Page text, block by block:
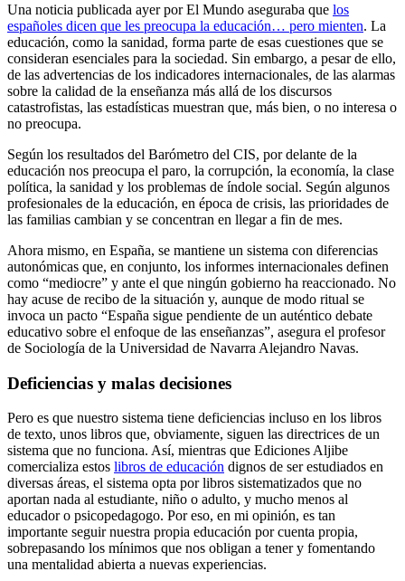
Una noticia publicada ayer por El Mundo aseguraba que los
españoles dicen que les preocupa la educación… pero mienten. La
educación, como la sanidad, forma parte de esas cuestiones que se
consideran esenciales para la sociedad. Sin embargo, a pesar de ello,
de las advertencias de los indicadores internacionales, de las alarmas
sobre la calidad de la enseñanza más allá de los discursos
catastrofistas, las estadísticas muestran que, más bien, o no interesa o
no preocupa.
Según los resultados del Barómetro del CIS, por delante de la
educación nos preocupa el paro, la corrupción, la economía, la clase
política, la sanidad y los problemas de índole social. Según algunos
profesionales de la educación, en época de crisis, las prioridades de
las familias cambian y se concentran en llegar a fin de mes.
Ahora mismo, en España, se mantiene un sistema con diferencias
autonómicas que, en conjunto, los informes internacionales definen
como “mediocre” y ante el que ningún gobierno ha reaccionado. No
hay acuse de recibo de la situación y, aunque de modo ritual se
invoca un pacto “España sigue pendiente de un auténtico debate
educativo sobre el enfoque de las enseñanzas”, asegura el profesor
de Sociología de la Universidad de Navarra Alejandro Navas.
Deficiencias y malas decisiones
Pero es que nuestro sistema tiene deficiencias incluso en los libros
de texto, unos libros que, obviamente, siguen las directrices de un
sistema que no funciona. Así, mientras que Ediciones Aljibe
comercializa estos libros de educación dignos de ser estudiados en
diversas áreas, el sistema opta por libros sistematizados que no
aportan nada al estudiante, niño o adulto, y mucho menos al
educador o psicopedagogo. Por eso, en mi opinión, es tan
importante seguir nuestra propia educación por cuenta propia,
sobrepasando los mínimos que nos obligan a tener y fomentando
una mentalidad abierta a nuevas experiencias.